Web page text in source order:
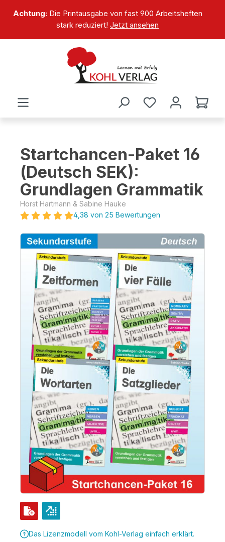
springen
Achtung:Die Printausgabe von fast 900 Arbeitsheften
stark reduziert! Jetzt ansehen
Startchancen-Paket 16
(Deutsch SEK):
Grundlagen Grammatik
Horst Hartmann & Sabine Hauke
4,38 von 25 Bewertungen
Bildergalerie überspringen
Das Lizenzmodell vom Kohl-Verlag einfach erklärt.